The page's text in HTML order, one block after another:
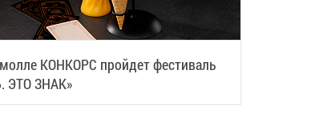
КОНКОРС пройдет фестиваль
ЭТО ЗНАК»